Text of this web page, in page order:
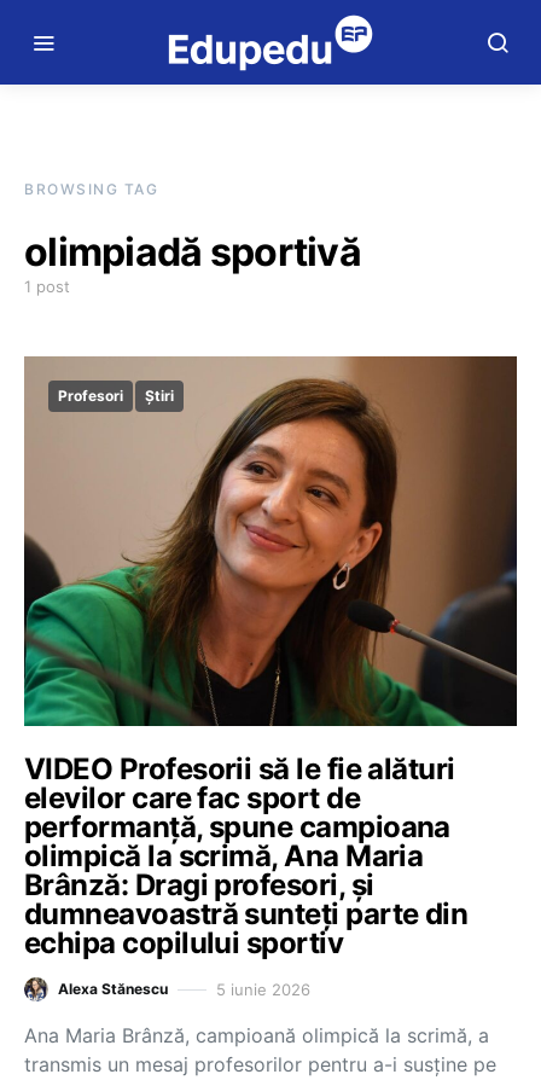
BROWSING TAG
olimpiadă sportivă
1 post
Profesori Știri
VIDEO Profesorii să le fie alături
elevilor care fac sport de
performanță, spune campioana
olimpică la scrimă, Ana Maria
Brânză: Dragi profesori, și
dumneavoastră sunteți parte din
echipa copilului sportiv
Alexa Stănescu 5 iunie 2026
Ana Maria Brânză, campioană olimpică la scrimă, a
transmis un mesaj profesorilor pentru a-i susține pe